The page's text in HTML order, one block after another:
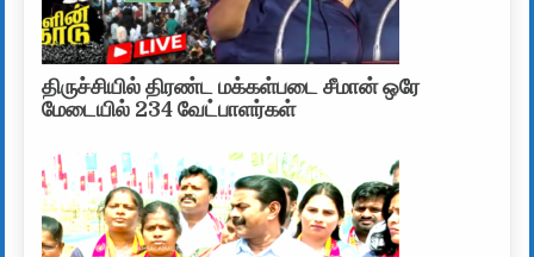
திருச்சியில் திரண்ட மக்கள்படை சீமான் ஒரே
மேடையில் 234 வேட்பாளர்கள்